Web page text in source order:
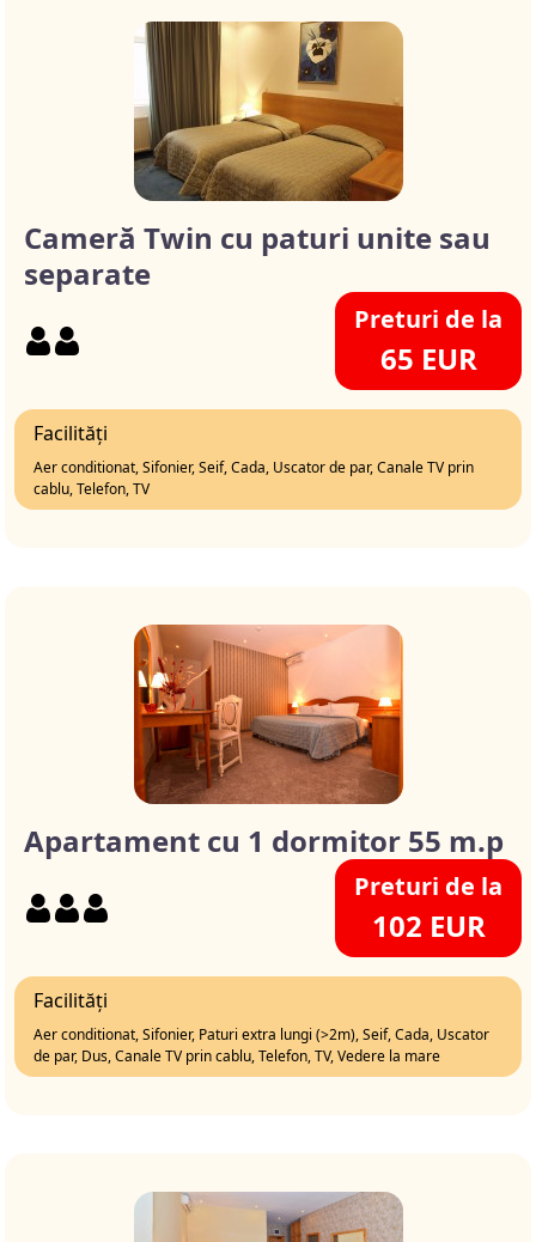
Cameră Twin cu paturi unite sau
separate
Preturi de la
65 EUR
Facilități
Aer conditionat, Sifonier, Seif, Cada, Uscator de par, Canale TV prin
cablu, Telefon, TV
Apartament cu 1 dormitor 55 m.p
Preturi de la
102 EUR
Facilități
Aer conditionat, Sifonier, Paturi extra lungi (>2m), Seif, Cada, Uscator
de par, Dus, Canale TV prin cablu, Telefon, TV, Vedere la mare